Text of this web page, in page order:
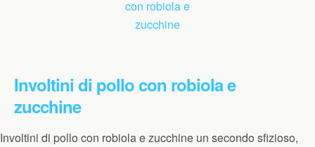
Involtini di pollo con robiola e
zucchine
Involtini di pollo con robiola e zucchine un secondo sfizioso,